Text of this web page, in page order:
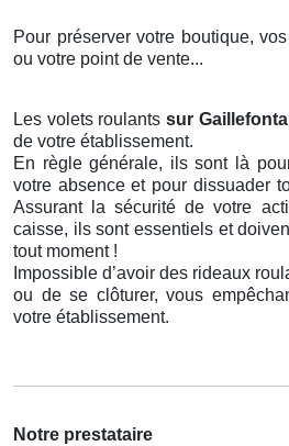
Pour préserver votre boutique,
ou votre point de vente...
Les volets roulantssur
de votre établissement.
En règle générale, ils sont là
votre absence et pour dissuader
Assurant la sécurité de votre
caisse, ils sont essentiels et
tout moment !
Impossible d’avoir des rideaux
ou de se clôturer, vous
votre établissement.
Notre prestataire